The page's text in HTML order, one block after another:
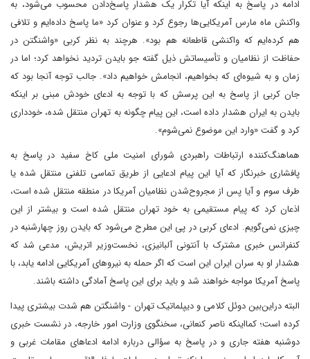
ادامه در پاسخ به اینکه آیا تکرار یک هشدار پاسخ‌دادن محسوب می‌شود، به
واکنش ماه مارس آمریکایی‌ها رجوع کرد و عنوان کرد‌ «ما پاسخ داده‌ایم و تلافی
هم کرده‌ایم که واکنشی قاطعانه هم بود». هرچند به نظر کربی «واشنگتن در
حفاظت از نظامیان و تأسیساتش ذیل گفته جو بایدن تردید نخواهد کرد؛ اما در
زمان و به شیوه‌ای که بخواهیم، انجامش خواهیم داد». جالب توجه آنجا بود که
جان کربی از پاسخ به این پرسش که با توجه به ادعای خودش مبنی بر اینکه
بایدن به ایران هشدار داده است، این پیام چگونه به تهران منتقل شده، خودداری
کرد و گفت «وارد این موضوع نمی‌شوم».
هماهنگ‌کننده ارتباطات راهبردی شورای امنیت ملی کاخ سفید در پاسخ به
پافشاری خبرنگار که آیا این پیام ادعایی از طریق تماسی تلفنی منتقل شده یا
طرف سوم و آیا پس از مجروح‌شدن نظامیان آمریکا در منطقه منتقل شده است،
اذعان کرد که پیام مستقیمی به خود تهران منتقل شده است و بیشتر از این
چیزی نمی‌گویم. ادعای کربی در پی این مطرح می‌شود که بایدن روز چهارشنبه در
کنفرانس خبری مشترک با آنتونی آلبانیزی، نخست‌وزیر اتریش، مدعی شد که
هشدار او به سران ایران این است که اگر حمله به نیروهای آمریکایی ادامه یابد، با
پاسخ آمریکا مواجه خواهند شد و باید برای این پاسخ آمادگی داشته باشند.
البته در‌این‌بین دوئل کلامی و دیپلماتیک تهران - واشنگتن هم شدت بیشتری پیدا
کرده است؛ کما‌اینکه ناصر کنعانی، سخنگوی وزارت امور خارجه، در نشست خبری
دوشنبه هفته جاری و در پاسخ به سؤالی درباره ادامه ادعا‌های مقامات غربی و